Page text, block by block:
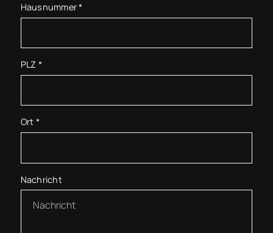
Hausnummer*
PLZ *
Ort *
Nachricht